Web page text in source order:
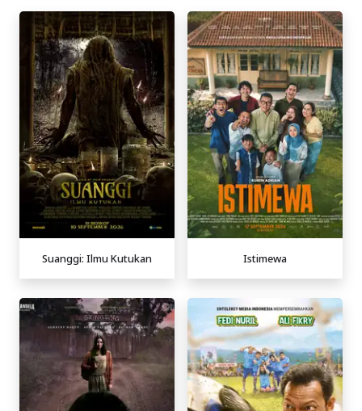
Suanggi: Ilmu Kutukan Istimewa